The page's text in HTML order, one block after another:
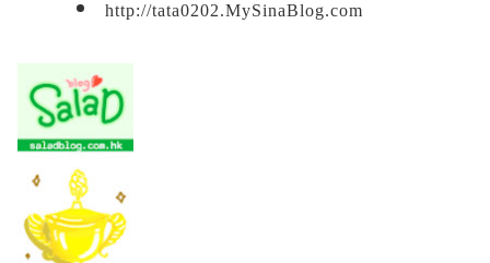
http://tata0202.MySinaBlog.com